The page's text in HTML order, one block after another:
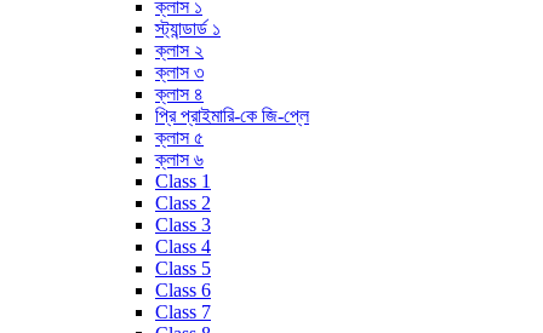
ক্লাস ১
স্ট্যান্ডার্ড ১
ক্লাস ২
ক্লাস ৩
ক্লাস ৪
প্রি প্রাইমারি-কে জি-প্লে
ক্লাস ৫
ক্লাস ৬
Class 1
Class 2
Class 3
Class 4
Class 5
Class 6
Class 7